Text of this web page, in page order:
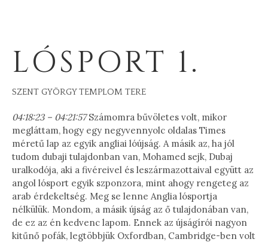
LÓSPORT 1.
SZENT GYÖRGY TEMPLOM TERE
04:18:23 – 04:21:57Számomra bűvöletes volt, mikor
megláttam, hogy egy negyvennyolc oldalas Times
méretű lap az egyik angliai lóújság. A másik az, ha jól
tudom dubaji tulajdonban van, Mohamed sejk, Dubaj
uralkodója, aki a fivéreivel és leszármazottaival együtt az
angol lósport egyik szponzora, mint ahogy rengeteg az
arab érdekeltség. Meg se lenne Anglia lósportja
nélkülük. Mondom, a másik újság az ő tulajdonában van,
de ez az én kedvenc lapom. Ennek az újságírói nagyon
kitűnő pofák, legtöbbjük Oxfordban, Cambridge-ben volt